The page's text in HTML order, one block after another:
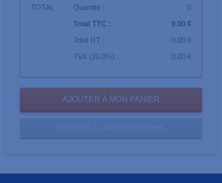
TOTAL Quantité :
0
Total TTC :
0.00 €
Total HT :
0.00 €
TVA (20,0%) :
0.00 €